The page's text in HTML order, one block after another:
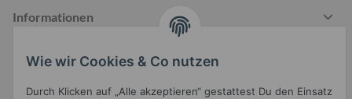
Informationen
Gesetzliche Informationen
Wie wir Cookies & Co nutzen
Durch Klicken auf „Alle akzeptieren“ gestattest Du den Einsatz